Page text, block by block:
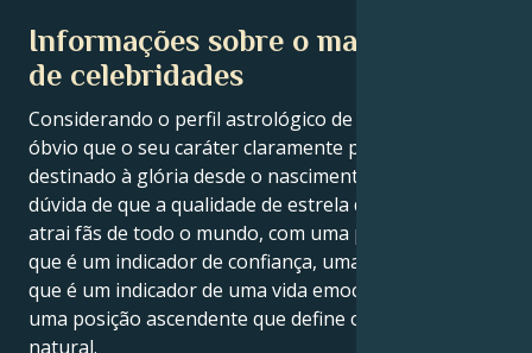
Informações sobre o mapa astral
de celebridades
Considerando o perfil astrológico de Rick Rubin, é
óbvio que o seu caráter claramente potente parecia
destinado à glória desde o nascimento. Não há
dúvida de que a qualidade de estrela de Rick Rubin
atrai fãs de todo o mundo, com uma posição do sol
que é um indicador de confiança, uma posição da lua
que é um indicador de uma vida emocional plena e
uma posição ascendente que define o seu carisma
natural.